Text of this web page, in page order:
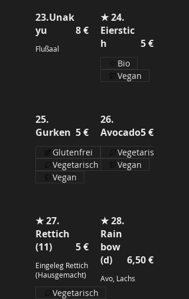
23.Unak
yu
Flußaal
8 €
★ 24.
Eierstic
h
5 €
Bio
Vegan
25.
Gurken 5 €
Glutenfrei
Vegetarisch
Vegan
26.
Avocado5 €
Vegetarisch
Vegan
★ 27.
Rettich
(11)
Eingeleg Rettich
(Hausgemacht)
5 €
Vegetarisch
★ 28.
Rain
bow
(d)
Avo, Lachs
6,50 €